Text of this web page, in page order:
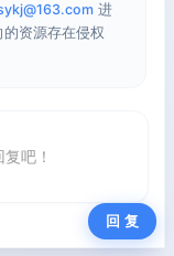
进
资源存在侵权
吧！
回 复